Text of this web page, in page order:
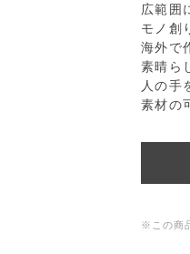
広範囲
モノ創
海外で
素晴ら
人の手
素材の
※この商